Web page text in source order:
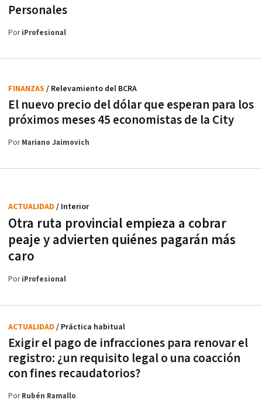
Personales
PoriProfesional
El nuevo precio del dólar que esperan para los
próximos meses 45 economistas de la City
FINANZAS / Relevamiento del BCRA
PorMariano Jaimovich
Otra ruta provincial empieza a cobrar
peaje y advierten quiénes pagarán más
caro
ACTUALIDAD / Interior
PoriProfesional
Exigir el pago de infracciones para renovar el
registro: ¿un requisito legal o una coacción
con fines recaudatorios?
ACTUALIDAD / Práctica habitual
PorRubén Ramallo